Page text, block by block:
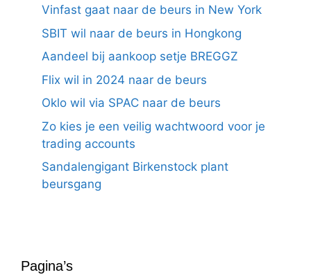
Vinfast gaat naar de beurs in New York
SBIT wil naar de beurs in Hongkong
Aandeel bij aankoop setje BREGGZ
Flix wil in 2024 naar de beurs
Oklo wil via SPAC naar de beurs
Zo kies je een veilig wachtwoord voor je
trading accounts
Sandalengigant Birkenstock plant
beursgang
Pagina’s